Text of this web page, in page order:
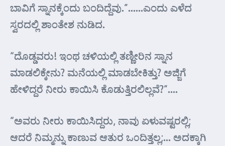
ಬಾವಿಗೆ ಸ್ನಾನಕ್ಕೆಂದು ಬಂದಿದ್ದೆವು.”……ಎಂದು ಎಳೆದ
ಸ್ವರದಲ್ಲಿ ಶಾಂತೇಶ ನುಡಿದ.
“ದೊಡ್ಡವರು! ಇಂಥ ಚಳಿಯಲ್ಲಿ ತಣ್ಣೀರಿನ ಸ್ನಾನ
ಮಾಡಲಿಕ್ಕೇನು? ಮನೆಯಲ್ಲಿ ಮಾಡಬೇಕಿತ್ತು? ಅಜ್ಜಿಗೆ
ಹೇಳಿದ್ದರೆ ನೀರು ಕಾಯಿಸಿ ಕೊಡುತ್ತಿರಲಿಲ್ಲವೆ?”….
“ಅವರು ನೀರು ಕಾಯಿಸಿದ್ದರು, ನಾವು ಏಳುವಷ್ಟರಲ್ಲಿ;
ಆದರೆ ನಿಮ್ಮನ್ನು ಕಾಣುವ ಆತುರ ಒ೦ದಿತ್ತಲ್ಲ;… ಅದಕ್ಕಾಗಿ